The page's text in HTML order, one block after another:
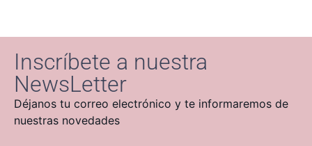
Inscríbete a nuestra
NewsLetter
Déjanos tu correo electrónico y te informaremos de
nuestras novedades